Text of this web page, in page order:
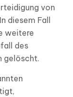
von
diesem Fall
weitere
des
gelöscht.